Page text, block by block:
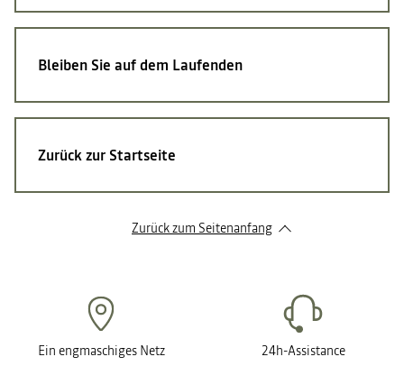
Bleiben Sie auf dem Laufenden
Zurück zur Startseite
Zurück zum Seitenanfang
Ein engmaschiges Netz 24h-Assistance